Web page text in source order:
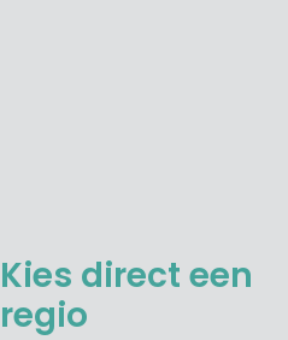
Kies direct een
regio